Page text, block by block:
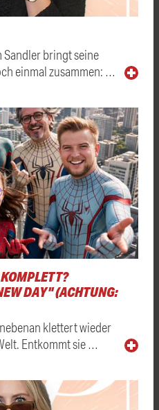
bringt seine
einmal zusammen: …
DAY" (ACHTUNG:
klettert wieder
Entkommt sie …